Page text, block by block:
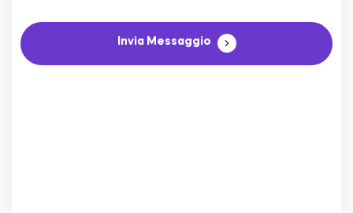
Invia Messaggio